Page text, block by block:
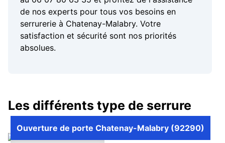
de nos experts pour tous vos besoins en
serrurerie à Chatenay-Malabry. Votre
satisfaction et sécurité sont nos priorités
absolues.
Les différents type de serrure
Ouverture de porte Chatenay-Malabry (92290)